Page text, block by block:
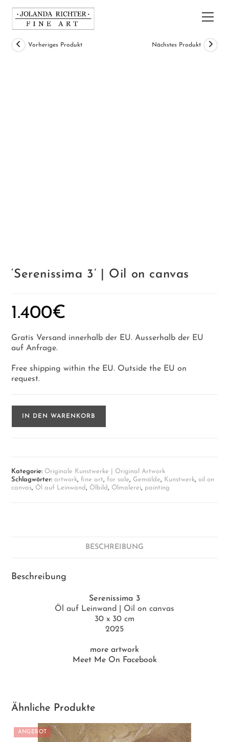
Inhalt
springen
Vorheriges Produkt Nächstes Produkt
‘Serenissima 3’ | Oil on canvas
1.400€
Gratis Versand innerhalb der EU. Ausserhalb der EU
auf Anfrage.
Free shipping within the EU. Outside the EU on
request.
|
IN DEN WARENKORB
Kategorie: Originale Kunstwerke | Original Artwork
Schlagwörter:artwork,fine art,for sale, Gemälde, Kunstwerk,oil on
canvas, Öl auf Leinwand, Ölbild, Ölmalerei, painting
BESCHREIBUNG
Beschreibung
Serenissima 3
Öl auf Leinwand | Oil on canvas
30 x 30 cm
2025
more artwork
Meet Me On Facebook
Ähnliche Produkte
ANGEBOT